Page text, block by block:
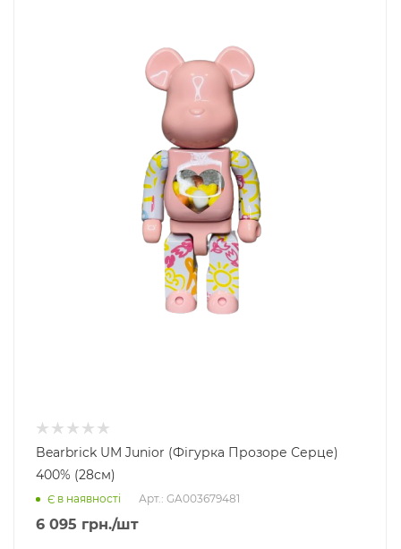
Bearbrick UM Junior (Фігурка Прозоре Серце)
400% (28см)
Є в наявності Арт.: GA003679481
6 095 грн./шт